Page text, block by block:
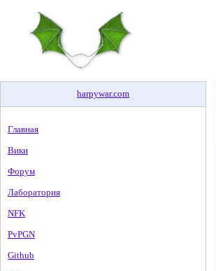
harpywar.com
Главная
Вики
Форум
Лаборатория
NFK
PvPGN
Github